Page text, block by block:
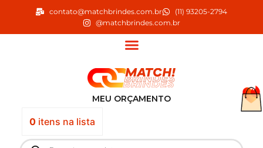
o
contato@matchbrindes.com.br
(11) 93205-2794
@matchbrindes.com.br
MEU ORÇAMENTO
0itens na lista
Pesquisar